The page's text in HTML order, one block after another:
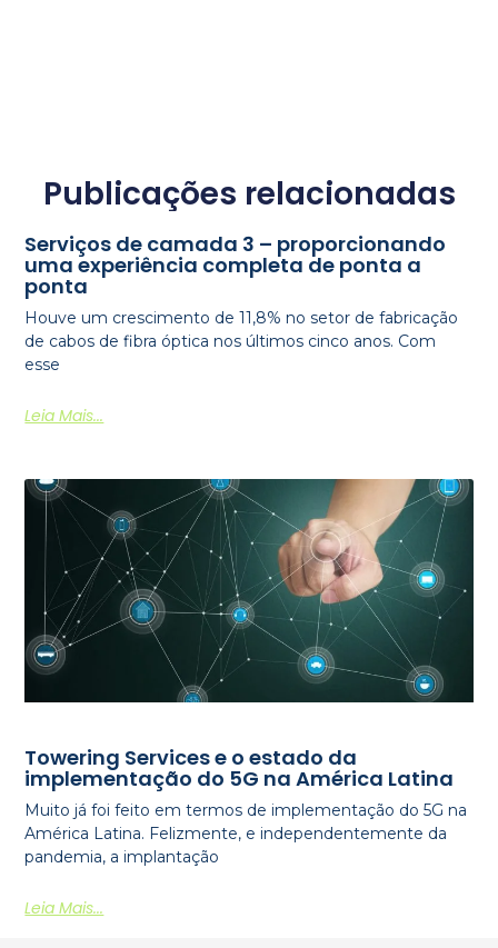
Publicações relacionadas
Serviços de camada 3 – proporcionando
uma experiência completa de ponta a
ponta
Houve um crescimento de 11,8% no setor de fabricação
de cabos de fibra óptica nos últimos cinco anos. Com
esse
Leia Mais...
Towering Services e o estado da
implementação do 5G na América Latina
Muito já foi feito em termos de implementação do 5G na
América Latina. Felizmente, e independentemente da
pandemia, a implantação
Leia Mais...